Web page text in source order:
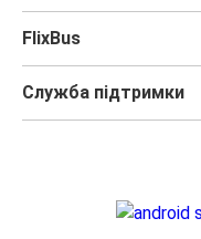
FlixBus
Служба підтримки